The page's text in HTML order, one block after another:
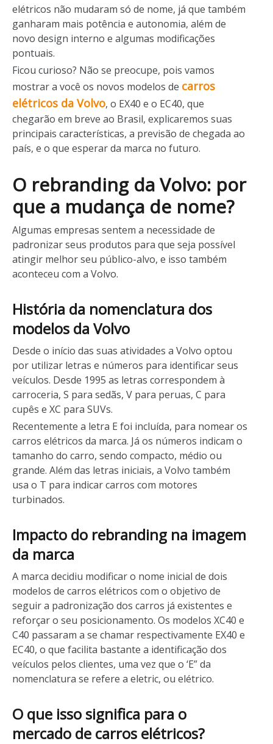
elétricos não mudaram só de nome, já que também
ganharam mais potência e autonomia, além de
novo design interno e algumas modificações
pontuais.
Ficou curioso? Não se preocupe, pois vamos
mostrar a você os novos modelos de carros
elétricos da Volvo, o EX40 e o EC40, que
chegarão em breve ao Brasil, explicaremos suas
principais características, a previsão de chegada ao
país, e o que esperar da marca no futuro.
O rebranding da Volvo: por
que a mudança de nome?
Algumas empresas sentem a necessidade de
padronizar seus produtos para que seja possível
atingir melhor seu público-alvo, e isso também
aconteceu com a Volvo.
História da nomenclatura dos
modelos da Volvo
Desde o início das suas atividades a Volvo optou
por utilizar letras e números para identificar seus
veículos. Desde 1995 as letras correspondem à
carroceria, S para sedãs, V para peruas, C para
cupês e XC para SUVs.
Recentemente a letra E foi incluída, para nomear os
carros elétricos da marca. Já os números indicam o
tamanho do carro, sendo compacto, médio ou
grande. Além das letras iniciais, a Volvo também
usa o T para indicar carros com motores
turbinados.
Impacto do rebranding na imagem
da marca
A marca decidiu modificar o nome inicial de dois
modelos de carros elétricos com o objetivo de
seguir a padronização dos carros já existentes e
reforçar o seu posicionamento. Os modelos XC40 e
C40 passaram a se chamar respectivamente EX40 e
EC40, o que facilita bastante a identificação dos
veículos pelos clientes, uma vez que o ‘E” da
nomenclatura se refere a eletric, ou elétrico.
O que isso significa para o
mercado de carros elétricos?